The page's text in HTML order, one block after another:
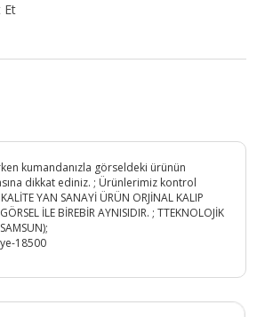
Et
kumandanızla görseldeki ürünün
dikkat ediniz. ; Ürünlerimiz kontrol
YAN SANAYİ ÜRÜN ORJİNAL KALIP
İLE BİREBİR AYNISIDIR. ; TTEKNOLOJİK
18500